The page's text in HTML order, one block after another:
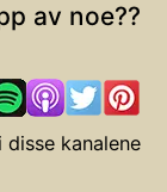
av noe??
kanalene